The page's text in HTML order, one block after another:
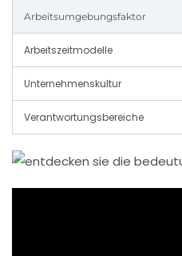
Arbeitsumgebungsfaktor
Arbeitszeitmodelle
Unternehmenskultur
Verantwortungsbereiche